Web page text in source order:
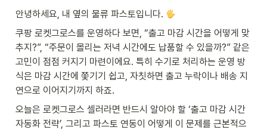
안녕하세요, 내 옆의 물류 파스토입니다.
쿠팡 로켓그로스를 운영하다 보면, “출고 마감 시간을 어떻게 맞
추지?”, “주문이 몰리는 저녁 시간에도 납품할 수 있을까?” 같은
고민이 점점 커지기 마련이에요. 특히 수기로 처리하는 운영 방
식은 마감 시간에 쫓기기 쉽고, 자칫하면 출고 누락이나 배송 지
연으로 이어지기까지 하죠.
오늘은 로켓그로스 셀러라면 반드시 알아야 할 ‘출고 마감 시간
자동화 전략’, 그리고 파스토 연동이 어떻게 이 문제를 근본적으